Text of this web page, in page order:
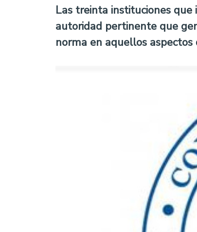
Las treinta instituciones que
autoridad pertinente que
norma en aquellos